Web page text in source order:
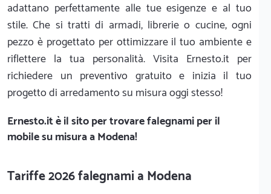
adattano perfettamente alle tue esigenze e al tuo
stile. Che si tratti di armadi, librerie o cucine, ogni
pezzo è progettato per ottimizzare il tuo ambiente e
riflettere la tua personalità. Visita Ernesto.it per
richiedere un preventivo gratuito e inizia il tuo
progetto di arredamento su misura oggi stesso!
Ernesto.itè il sito per trovare falegnami per il
mobile su misura a Modena!
Tariffe 2026 falegnami a Modena